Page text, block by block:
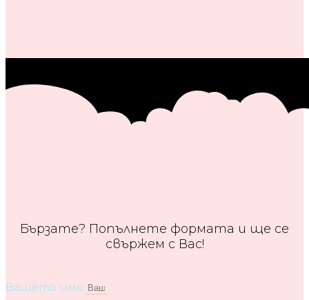
Бързате? Попълнете формата и ще се
свържем с Вас!
Вашето име